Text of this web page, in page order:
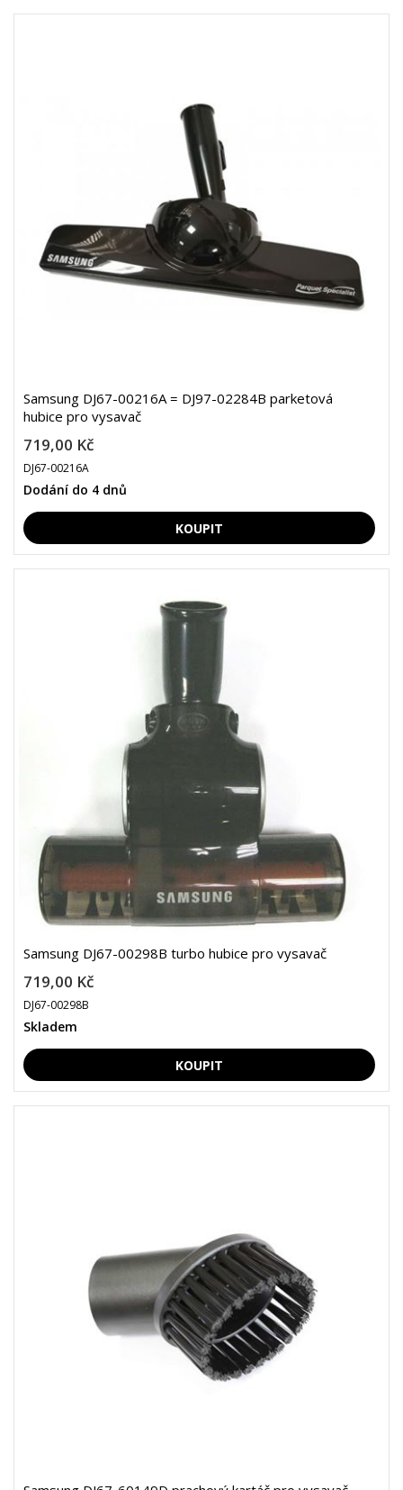
Samsung DJ67-00216A = DJ97-02284B parketová
hubice pro vysavač
719,00 Kč
DJ67-00216A
Dodání do 4 dnů
Samsung DJ67-00298B turbo hubice pro vysavač
719,00 Kč
DJ67-00298B
Skladem